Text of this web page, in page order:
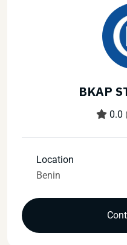
BKAP
0.0
Location
Benin